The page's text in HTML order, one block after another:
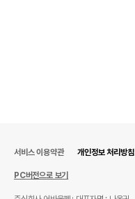
수입자를 함께 표기
AS책임자와 전화번호
또는 소비자상담 관련
전화번호
서비스 이용약관 개인정보 처리방침
PC버전으로 보기